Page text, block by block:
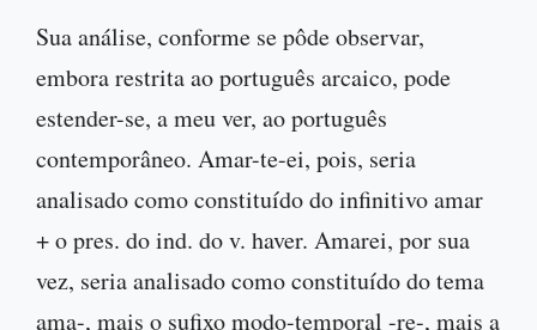
Sua análise, conforme se pôde observar,
embora restrita ao português arcaico, pode
estender-se, a meu ver, ao português
contemporâneo. Amar-te-ei, pois, seria
analisado como constituído do infinitivo amar
+ o pres. do ind. do v. haver. Amarei, por sua
vez, seria analisado como constituído do tema
ama-, mais o sufixo modo-temporal -re-, mais a